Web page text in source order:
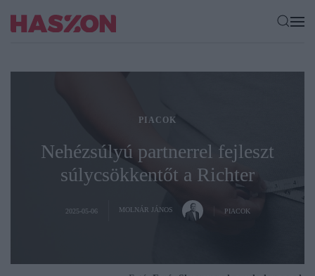
PIACOK
Nehézsúlyú partnerrel fejleszt
súlycsökkentőt a Richter
2025-05-06 MOLNÁR JÁNOS PIACOK